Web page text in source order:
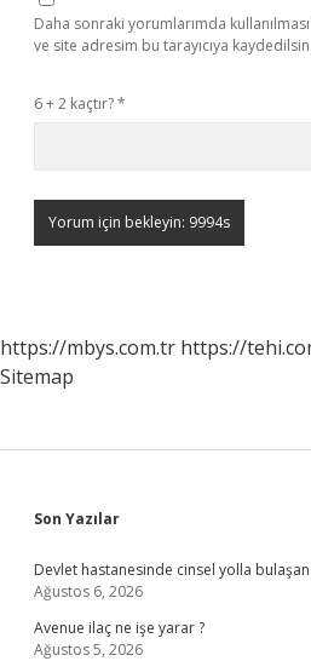
Daha sonraki yorumlarımda
ve site adresim bu tarayıcıya kaydedilsin.
6 + 2 kaçtır?*
https://mbys.com.tr https://
Sitemap
Sidebar
Son Yazılar
Devlet hastanesinde cinsel yolla bulaşan
Ağustos 6, 2026
Avenue ilaç ne işe yarar ?
Ağustos 5, 2026